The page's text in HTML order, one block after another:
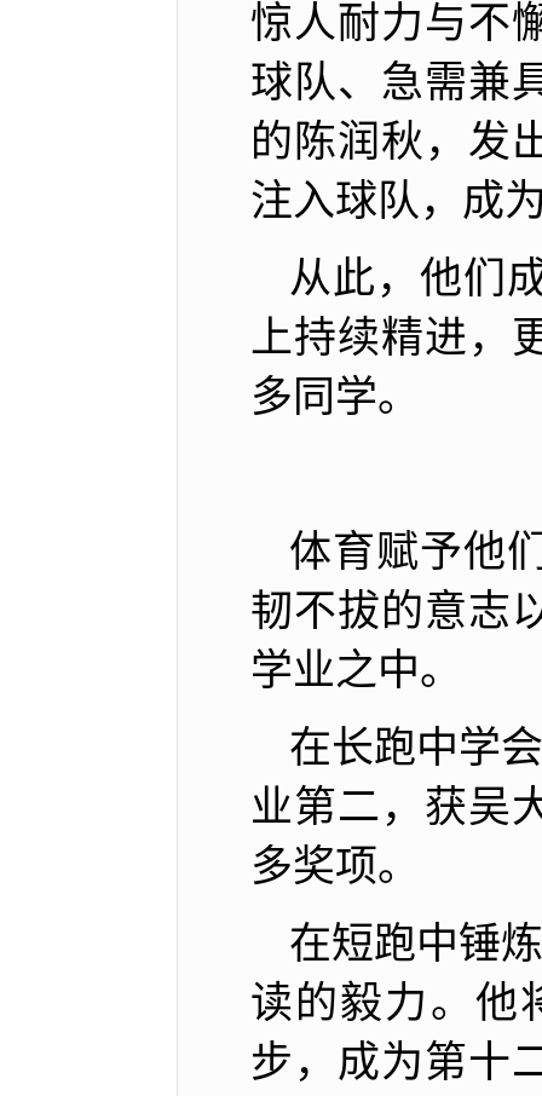
惊人耐力与不
球队、急需兼
的陈润秋，发
注入球队，成
从此，他们
上持续精进，
多同学。
体育赋予他
韧不拔的意志
学业之中。
在长跑中学
业第二，获吴
多奖项。
在短跑中锤
读的毅力。他
步，成为第十